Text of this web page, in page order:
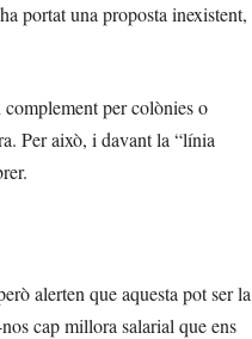
portat una proposta inexistent,
complement per colònies o
Per això, i davant la “línia
alerten que aquesta pot ser la
cap millora salarial que ens